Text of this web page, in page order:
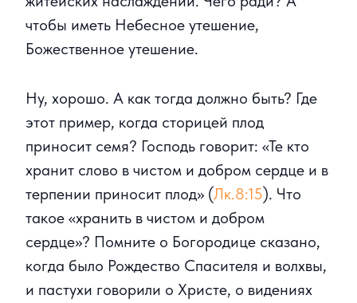
чтобы иметь Небесное утешение,
Божественное утешение.
Ну, хорошо. А как тогда должно быть? Где
этот пример, когда сторицей плод
приносит семя? Господь говорит: «Те кто
хранит слово в чистом и добром сердце и в
терпении приносит плод» (Лк.8:15). Что
такое «хранить в чистом и добром
сердце»? Помните о Богородице сказано,
когда было Рождество Спасителя и волхвы,
и пастухи говорили о Христе, о видениях